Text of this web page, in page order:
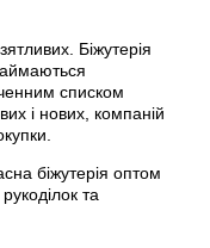
Біжутерія
списком
і нових, компаній
біжутерія оптом
та